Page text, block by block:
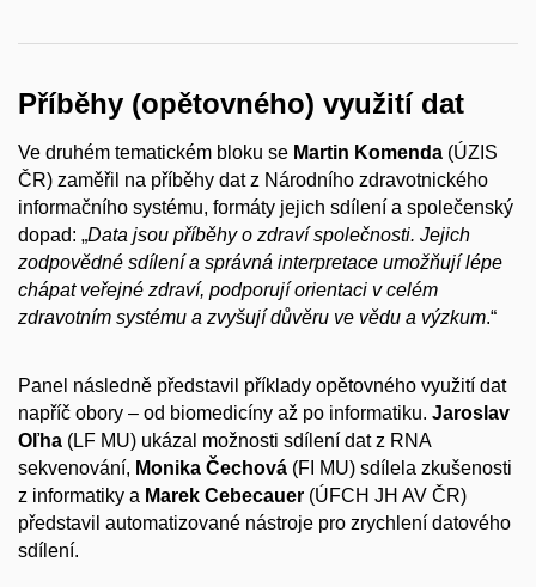
Příběhy (opětovného) využití dat
Ve druhém tematickém bloku se Martin Komenda (ÚZIS
ČR) zaměřil na příběhy dat z Národního zdravotnického
informačního systému, formáty jejich sdílení a společenský
dopad: „Data jsou příběhy o zdraví společnosti. Jejich
zodpovědné sdílení a správná interpretace umožňují lépe
chápat veřejné zdraví, podporují orientaci v celém
zdravotním systému a zvyšují důvěru ve vědu a výzkum.“
Panel následně představil příklady opětovného využití dat
napříč obory – od biomedicíny až po informatiku. Jaroslav
Oľha (LF MU) ukázal možnosti sdílení dat z RNA
sekvenování, Monika Čechová (FI MU) sdílela zkušenosti
z informatiky a Marek Cebecauer (ÚFCH JH AV ČR)
představil automatizované nástroje pro zrychlení datového
sdílení.